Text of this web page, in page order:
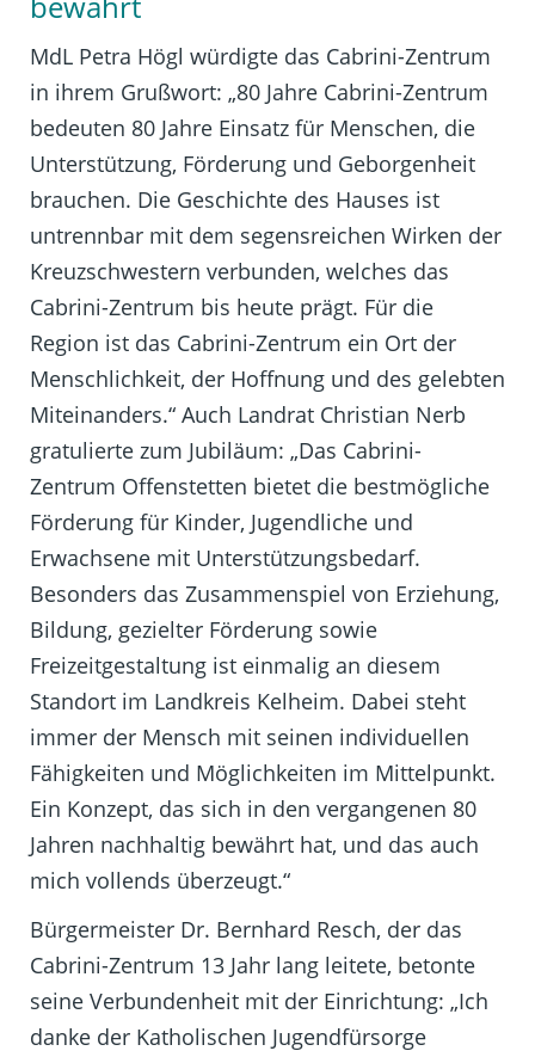
MdL Petra Högl würdigte das Cabrini-Zentrum
in ihrem Grußwort: „80 Jahre Cabrini-Zentrum
bedeuten 80 Jahre Einsatz für Menschen, die
Unterstützung, Förderung und Geborgenheit
brauchen. Die Geschichte des Hauses ist
untrennbar mit dem segensreichen Wirken der
Kreuzschwestern verbunden, welches das
Cabrini-Zentrum bis heute prägt. Für die
Region ist das Cabrini-Zentrum ein Ort der
Menschlichkeit, der Hoffnung und des gelebten
Miteinanders.“ Auch Landrat Christian Nerb
gratulierte zum Jubiläum: „Das Cabrini-
Zentrum Offenstetten bietet die bestmögliche
Förderung für Kinder, Jugendliche und
Erwachsene mit Unterstützungsbedarf.
Besonders das Zusammenspiel von Erziehung,
Bildung, gezielter Förderung sowie
Freizeitgestaltung ist einmalig an diesem
Standort im Landkreis Kelheim. Dabei steht
immer der Mensch mit seinen individuellen
Fähigkeiten und Möglichkeiten im Mittelpunkt.
Ein Konzept, das sich in den vergangenen 80
Jahren nachhaltig bewährt hat, und das auch
mich vollends überzeugt.“
Bürgermeister Dr. Bernhard Resch, der das
Cabrini-Zentrum 13 Jahr lang leitete, betonte
seine Verbundenheit mit der Einrichtung: „Ich
danke der Katholischen Jugendfürsorge